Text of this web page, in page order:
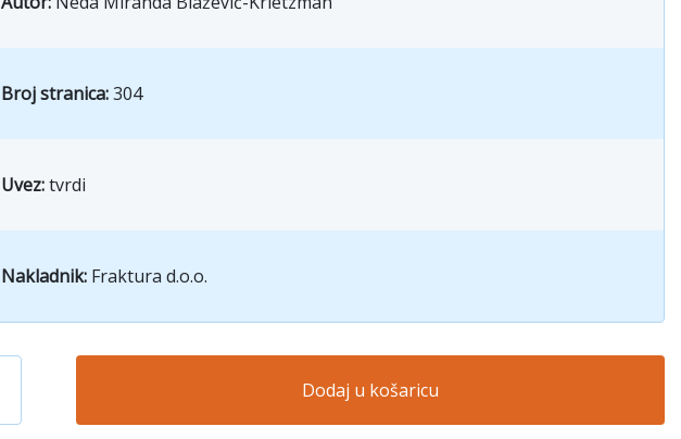
Broj stranica:304
Uvez:tvrdi
Nakladnik: Fraktura d.o.o.
Dodaj u košaricu